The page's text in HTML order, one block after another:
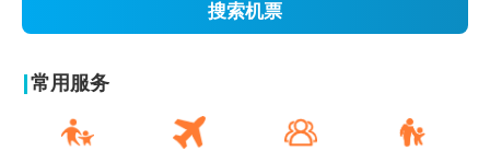
搜索机票
常用服务